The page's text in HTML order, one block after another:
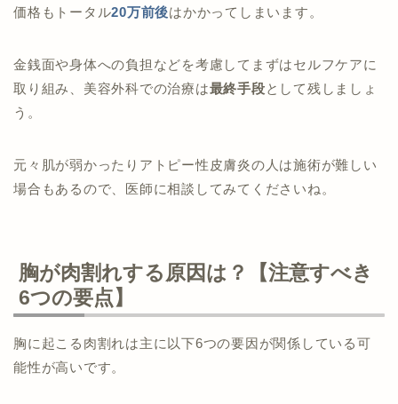
価格もトータル20万前後はかかってしまいます。
金銭面や身体への負担などを考慮してまずはセルフケアに
取り組み、美容外科での治療は最終手段として残しましょ
う。
元々肌が弱かったりアトピー性皮膚炎の人は施術が難しい
場合もあるので、医師に相談してみてくださいね。
胸が肉割れする原因は？【注意すべき
6つの要点】
胸に起こる肉割れは主に以下6つの要因が関係している可
能性が高いです。